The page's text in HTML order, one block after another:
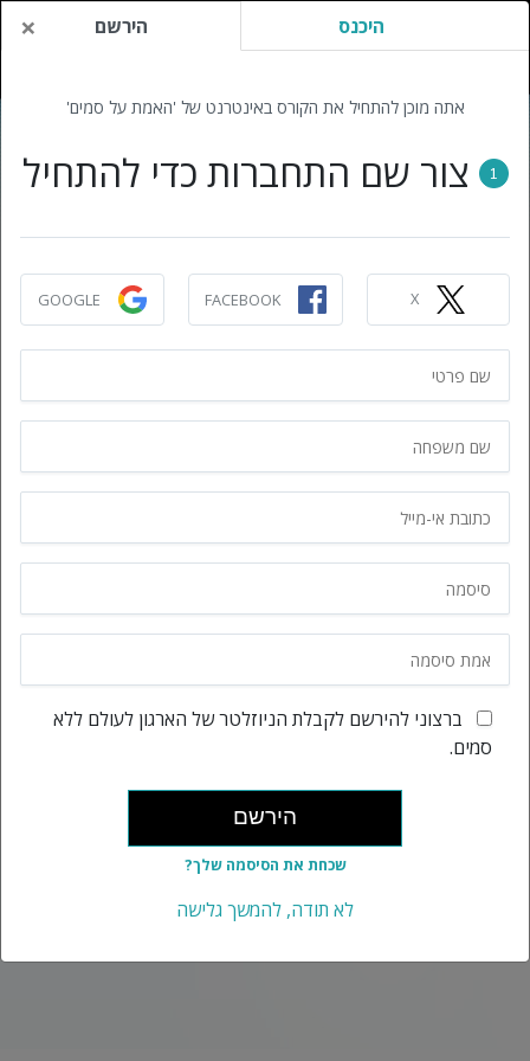
× היכנס הירשם
אתה מוכן להתחיל את הקורס באינטרנט של 'האמת על סמים'
1 צור שם התחברות כדי להתחיל
X
FACEBOOK
GOOGLE
ברצוני להירשם לקבלת הניוזלטר של הארגון לעולם ללא
סמים.
הירשם
שכחת את הסיסמה שלך?
לא תודה, להמשך גלישה